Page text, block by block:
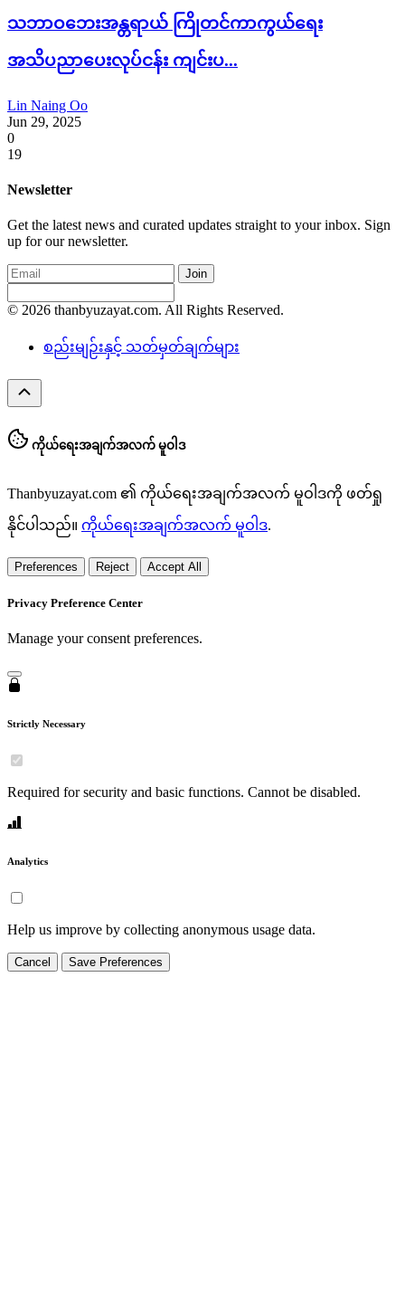
သဘာဝဘေးအန္တရာယ် ကြိုတင်ကာကွယ်ရေး
အသိပညာပေးလုပ်ငန်း ကျင်းပ...
Lin Naing Oo
Jun 29, 2025
0
19
Newsletter
Get the latest news and curated updates straight to your inbox. Sign
up for our newsletter.
Join
© 2026 thanbyuzayat.com. All Rights Reserved.
စည်းမျဉ်းနှင့် သတ်မှတ်ချက်များ
ကိုယ်ရေးအချက်အလက် မူဝါဒ
Thanbyuzayat.com ၏ ကိုယ်ရေးအချက်အလက် မူဝါဒကို ဖတ်ရှု
နိုင်ပါသည်။ ကိုယ်ရေးအချက်အလက် မူဝါဒ.
Preferences Reject Accept All
Privacy Preference Center
Manage your consent preferences.
Strictly Necessary
Required for security and basic functions. Cannot be disabled.
Analytics
Help us improve by collecting anonymous usage data.
Cancel Save Preferences